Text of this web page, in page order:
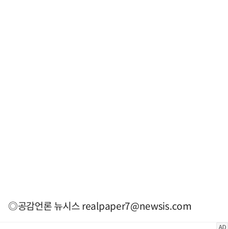
◎공감언론 뉴시스realpaper7@newsis.com